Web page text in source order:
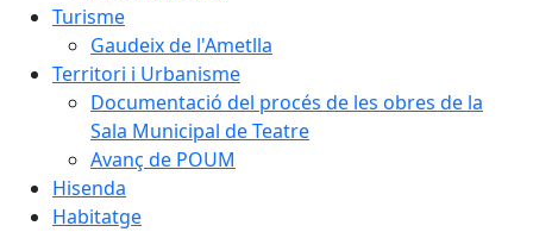
Turisme
Gaudeix de l'Ametlla
Territori i Urbanisme
Documentació del procés de les obres de la
Sala Municipal de Teatre
Avanç de POUM
Hisenda
Habitatge